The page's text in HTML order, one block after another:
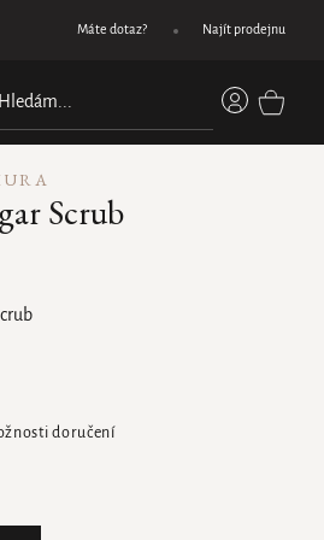
Dárek při nákupu nad 1200 Kč
Máte dotaz? Najít prodejnu
Scrub
doručení